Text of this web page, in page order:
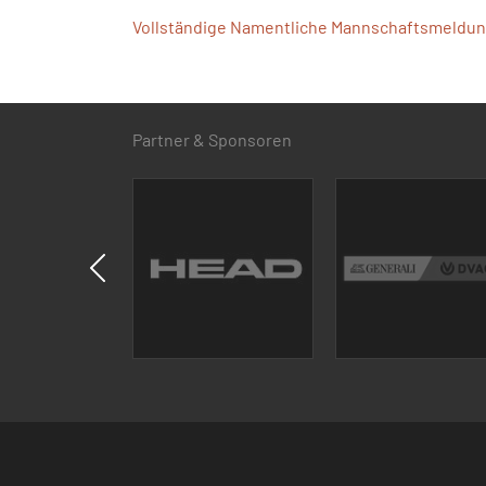
Vollständige Namentliche
Partner & Sponsoren